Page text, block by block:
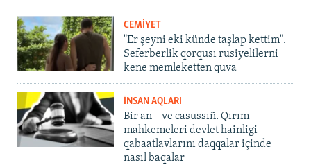
CEMİYET
"Er şeyni eki künde taşlap kettim".
Seferberlik qorqusı rusiyelilerni
kene memleketten quva
İNSAN AQLARI
Bir an – ve casussıñ. Qırım
mahkemeleri devlet hainligi
qabaatlavlarını daqqalar içinde
nasıl baqalar